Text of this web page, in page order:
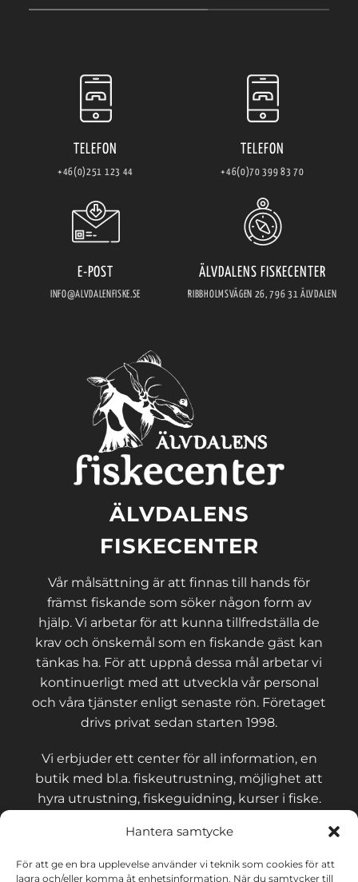
Hantera samtycke
För att ge en bra upplevelse använder vi teknik som cookies för att
lagra och/eller komma åt enhetsinformation. När du samtycker till
TELEFON
+46(0)251 123 44
TELEFON
+46(0)70 399 83 70
E-POST
INFO@ALVDALENFISKE.SE
ÄLVDALENS FISKECENTER
RIBBHOLMSVÄGEN 26, 796 31 ÄLVDALEN
ÄLVDALENS
FISKECENTER
Vår målsättning är att finnas till hands för
främst fiskande som söker någon form av
hjälp. Vi arbetar för att kunna tillfredställa de
krav och önskemål som en fiskande gäst kan
tänkas ha. För att uppnå dessa mål arbetar vi
kontinuerligt med att utveckla vår personal
och våra tjänster enligt senaste rön. Företaget
drivs privat sedan starten 1998.
Vi erbjuder ett center för all information, en
butik med bl.a. fiskeutrustning, möjlighet att
hyra utrustning, fiskeguidning, kurser i fiske.